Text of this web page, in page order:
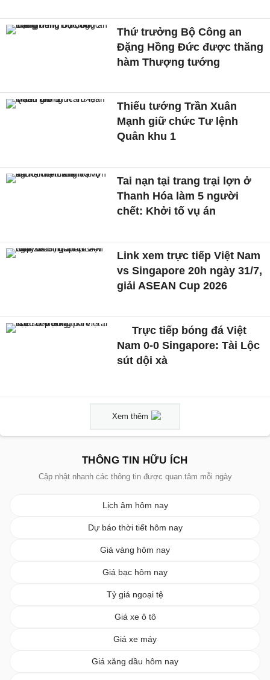
Thứ trưởng Bộ Công an
Đặng Hồng Đức được thăng
hàm Thượng tướng
Thiếu tướng Trần Xuân
Mạnh giữ chức Tư lệnh
Quân khu 1
Tai nạn tại trang trại lợn ở
Thanh Hóa làm 5 người
chết: Khởi tố vụ án
Link xem trực tiếp Việt Nam
vs Singapore 20h ngày 31/7,
giải ASEAN Cup 2026
Trực tiếp bóng đá Việt
Nam 0-0 Singapore: Tài Lộc
sút dội xà
Xem thêm
THÔNG TIN HỮU ÍCH
Cập nhật nhanh các thông tin được quan tâm mỗi ngày
Lịch âm hôm nay
Dự báo thời tiết hôm nay
Giá vàng hôm nay
Giá bạc hôm nay
Tỷ giá ngoại tệ
Giá xe ô tô
Giá xe máy
Giá xăng dầu hôm nay